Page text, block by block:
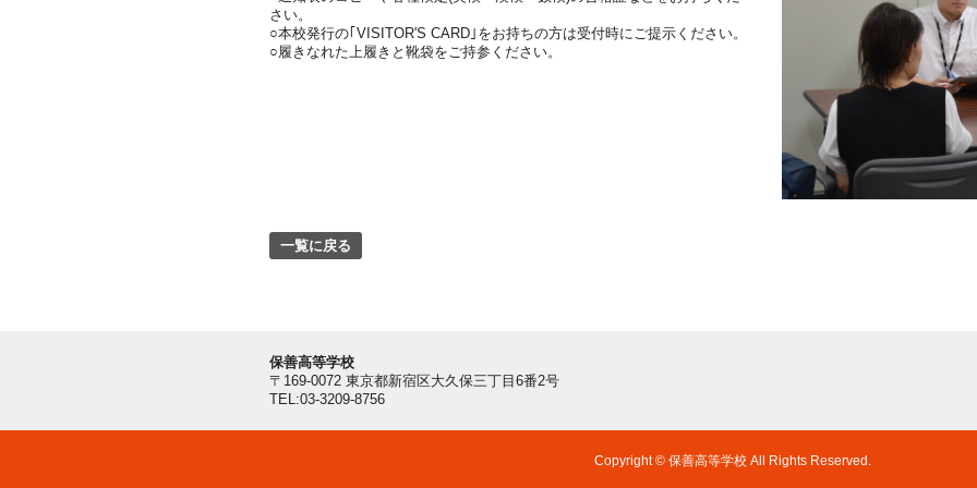
さい。
○本校発行の｢VISITOR'S CARD｣をお持ちの方は受付時にご提示ください。
○履きなれた上履きと靴袋をご持参ください。
一覧に戻る
保善高等学校
〒169-0072 東京都新宿区大久保三丁目6番2号
TEL:03-3209-8756
Copyright © 保善高等学校 All Rights Reserved.